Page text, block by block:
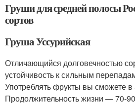
Груши для средней полосы
сортов
Груша Уссурийская
Отличающийся долговечностью
устойчивость к сильным
Употреблять фрукты вы сможете в
Продолжительность жизни — 70-